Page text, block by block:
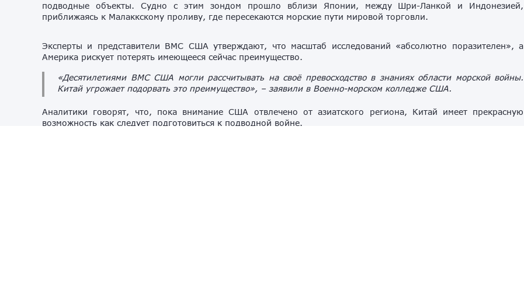
подводные объекты. Судно с этим зондом прошло вблизи Японии, между Шри-Ланкой и Индонезией,
приближаясь к Малаккскому проливу, где пересекаются морские пути мировой торговли.
Эксперты и представители ВМС США утверждают, что масштаб исследований «абсолютно поразителен», а
Америка рискует потерять имеющееся сейчас преимущество.
«Десятилетиями ВМС США могли рассчитывать на своё превосходство в знаниях области морской войны.
Китай угрожает подорвать это преимущество», – заявили в Военно-морском колледже США.
Аналитики говорят, что, пока внимание США отвлечено от азиатского региона, Китай имеет прекрасную
возможность как следует подготовиться к подводной войне.